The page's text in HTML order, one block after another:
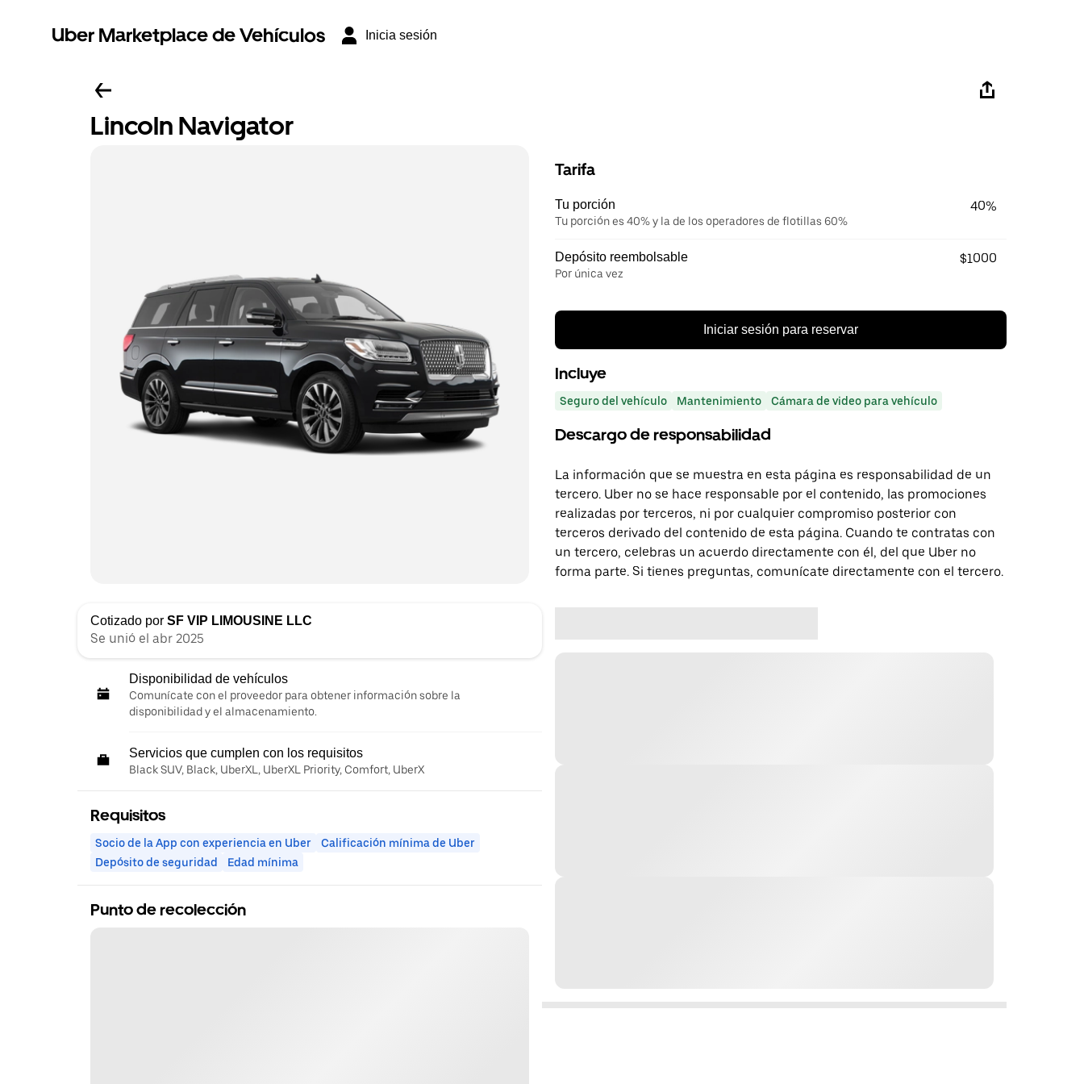
Uber Marketplace de Vehículos Inicia sesión
Lincoln Navigator
Cotizado por SF VIP LIMOUSINE LLC
Se unió el abr 2025
Disponibilidad de vehículos
Comunícate con el proveedor para obtener información sobre la
disponibilidad y el almacenamiento.
Servicios que cumplen con los requisitos
Black SUV, Black, UberXL, UberXL Priority, Comfort, UberX
Requisitos
Socio de la App con experiencia en Uber
Calificación mínima de Uber
Depósito de seguridad
Edad mínima
Punto de recolección
Tarifa
Tu porción
Tu porción es 40% y la de los operadores de flotillas 60%
40%
Depósito reembolsable
Por única vez
$1000
Iniciar sesión para reservar
Incluye
Seguro del vehículo Mantenimiento Cámara de video para vehículo
Descargo de responsabilidad
La información que se muestra en esta página es responsabilidad de un
tercero. Uber no se hace responsable por el contenido, las promociones
realizadas por terceros, ni por cualquier compromiso posterior con
terceros derivado del contenido de esta página. Cuando te contratas con
un tercero, celebras un acuerdo directamente con él, del que Uber no
forma parte. Si tienes preguntas, comunícate directamente con el tercero.